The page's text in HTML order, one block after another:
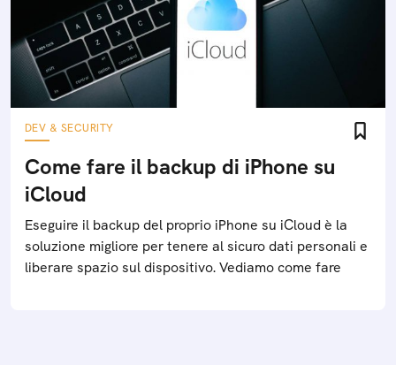
DEV & SECURITY
Come fare il backup di iPhone su
iCloud
Eseguire il backup del proprio iPhone su iCloud è la
soluzione migliore per tenere al sicuro dati personali e
liberare spazio sul dispositivo. Vediamo come fare